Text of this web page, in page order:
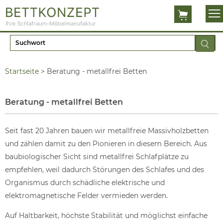
Startseite > Beratung - metallfrei Betten
Beratung - metallfrei Betten
Seit fast 20 Jahren bauen wir metallfreie Massivholzbetten
und zählen damit zu den Pionieren in diesem Bereich. Aus
baubiologischer Sicht sind metallfrei Schlafplätze zu
empfehlen, weil dadurch Störungen des Schlafes und des
Organismus durch schädliche elektrische und
elektromagnetische Felder vermieden werden.
Auf Haltbarkeit, höchste Stabilität und möglichst einfache